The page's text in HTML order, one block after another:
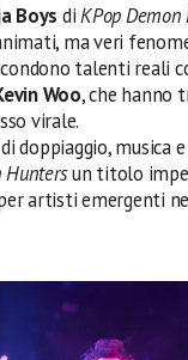
Boys diKPop
ma veri
talenti reali
Woo, che hanno
virale.
doppiaggio, musica
Huntersun titolo
artisti emergenti